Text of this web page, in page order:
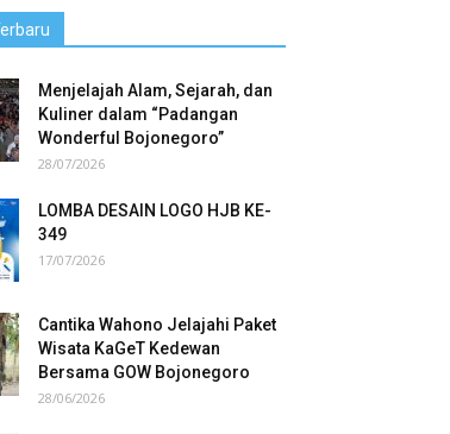
Menjelajah Alam, Sejarah, dan
Kuliner dalam “Padangan
Wonderful Bojonegoro”
28/07/2026
LOMBA DESAIN LOGO HJB KE-
349
17/07/2026
Cantika Wahono Jelajahi Paket
Wisata KaGeT Kedewan
Bersama GOW Bojonegoro
28/06/2026